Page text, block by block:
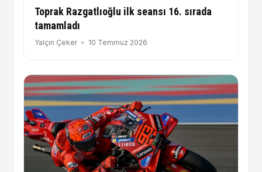
Toprak Razgatlıoğlu ilk seansı 16. sırada
tamamladı
Yalçın Çeker 10 Temmuz 2026